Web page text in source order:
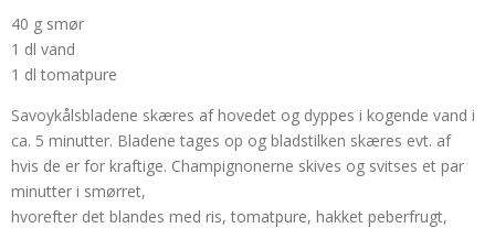
40 g smør
1 dl vand
1 dl tomatpure
Savoykålsbladene skæres af hovedet og dyppes i kogende vand i
ca. 5 minutter. Bladene tages op og bladstilken skæres evt. af
hvis de er for kraftige. Champignonerne skives og svitses et par
minutter i smørret,
hvorefter det blandes med ris, tomatpure, hakket peberfrugt,